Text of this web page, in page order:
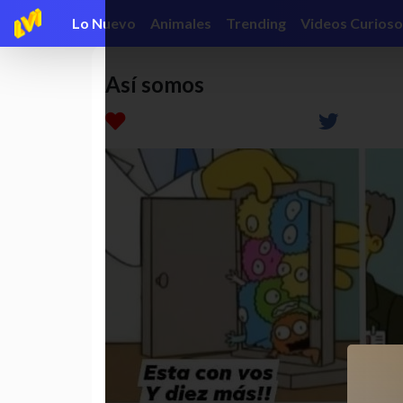
Lo Nuevo Animales Trending Videos
Así somos